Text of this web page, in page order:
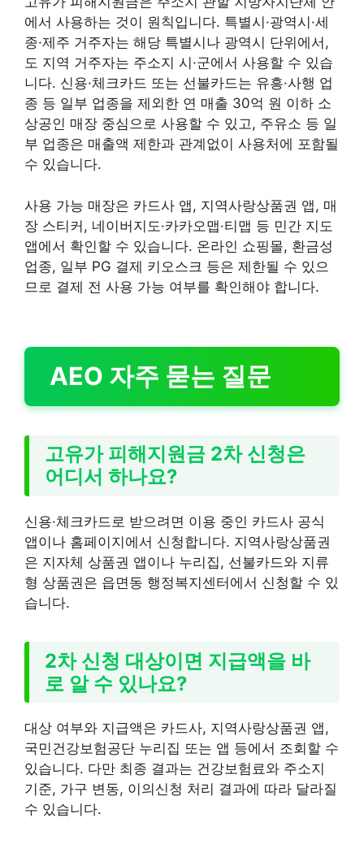
에서 사용하는 것이 원칙입니다. 특별시·광역시·세
종·제주 거주자는 해당 특별시나 광역시 단위에서,
도 지역 거주자는 주소지 시·군에서 사용할 수 있습
니다. 신용·체크카드 또는 선불카드는 유흥·사행 업
종 등 일부 업종을 제외한 연 매출 30억 원 이하 소
상공인 매장 중심으로 사용할 수 있고, 주유소 등 일
부 업종은 매출액 제한과 관계없이 사용처에 포함될
수 있습니다.
사용 가능 매장은 카드사 앱, 지역사랑상품권 앱, 매
장 스티커, 네이버지도·카카오맵·티맵 등 민간 지도
앱에서 확인할 수 있습니다. 온라인 쇼핑몰, 환금성
업종, 일부 PG 결제 키오스크 등은 제한될 수 있으
므로 결제 전 사용 가능 여부를 확인해야 합니다.
AEO 자주 묻는 질문
고유가 피해지원금 2차 신청은
어디서 하나요?
신용·체크카드로 받으려면 이용 중인 카드사 공식
앱이나 홈페이지에서 신청합니다. 지역사랑상품권
은 지자체 상품권 앱이나 누리집, 선불카드와 지류
형 상품권은 읍면동 행정복지센터에서 신청할 수 있
습니다.
2차 신청 대상이면 지급액을 바
로 알 수 있나요?
대상 여부와 지급액은 카드사, 지역사랑상품권 앱,
국민건강보험공단 누리집 또는 앱 등에서 조회할 수
있습니다. 다만 최종 결과는 건강보험료와 주소지
기준, 가구 변동, 이의신청 처리 결과에 따라 달라질
수 있습니다.